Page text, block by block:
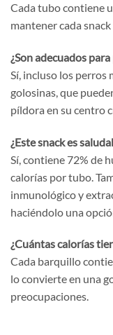
Cada tubo contiene
mantener cada
¿Son adecuados
Sí, incluso los perros
golosinas, que
píldora en su centro
¿Este snack es
Sí, contiene 72% de
calorías por tubo.
inmunológico y
haciéndolo una
¿Cuántas calorías
Cada barquillo
lo convierte en una
preocupaciones.